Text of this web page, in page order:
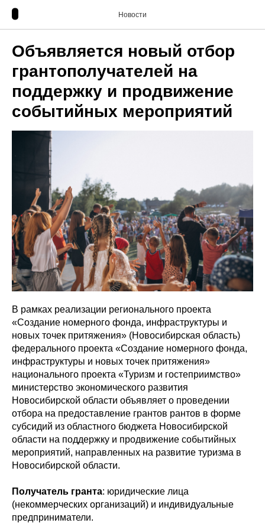
Новости
Объявляется новый отбор
грантополучателей на
поддержку и продвижение
событийных мероприятий
В рамках реализации регионального проекта
«Создание номерного фонда, инфраструктуры и
новых точек притяжения» (Новосибирская область)
федерального проекта «Создание номерного фонда,
инфраструктуры и новых точек притяжения»
национального проекта «Туризм и гостеприимство»
министерство экономического развития
Новосибирской области объявляет о проведении
отбора на предоставление грантов рантов в форме
субсидий из областного бюджета Новосибирской
области на поддержку и продвижение событийных
мероприятий, направленных на развитие туризма в
Новосибирской области.
Получатель гранта: юридические лица
(некоммерческих организаций) и индивидуальные
предприниматели.